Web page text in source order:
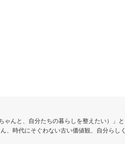
ゃんと、自分たちの暮らしを整えたい）」と
、時代にそぐわない古い価値観、自分らしく